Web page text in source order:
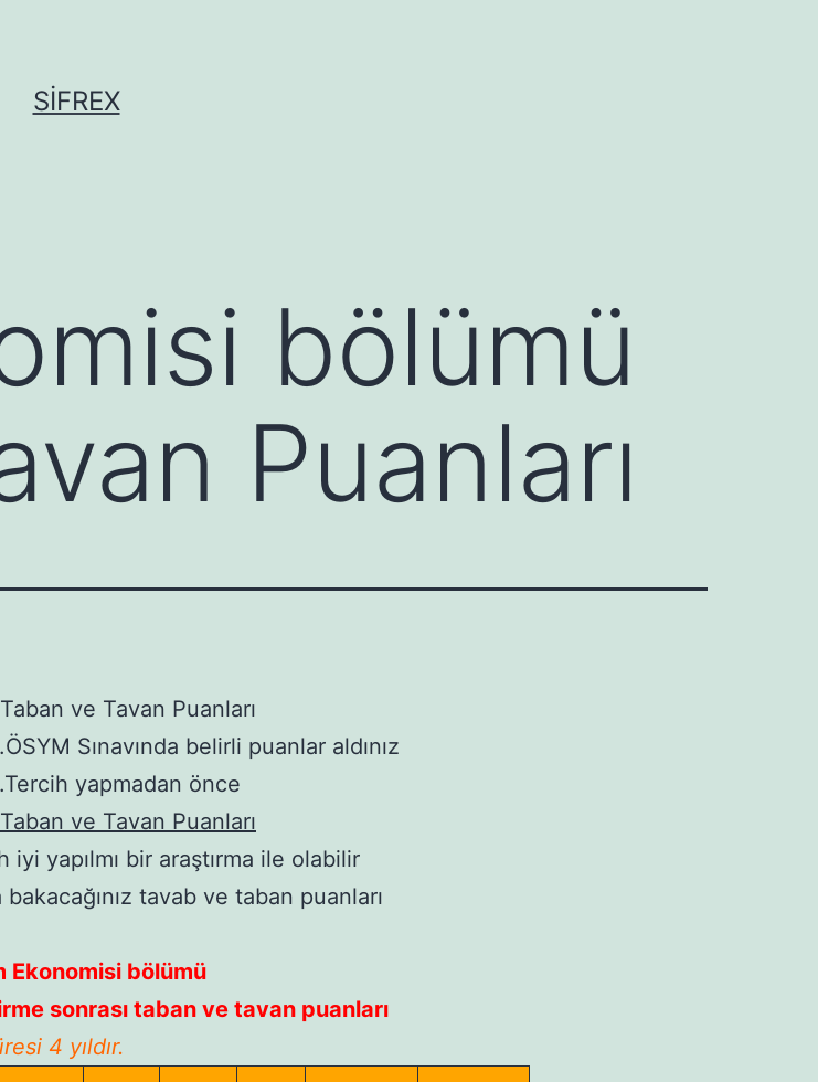
SIFREX
bölümü
Puanları
ve Tavan Puanları
Sınavında belirli puanlar aldınız
yapmadan önce
ve Tavan Puanları
iyi yapılmı bir araştırma ile olabilir
tavab ve taban puanları
Ekonomisi bölümü
sonrası taban ve tavan puanları
4 yıldır.